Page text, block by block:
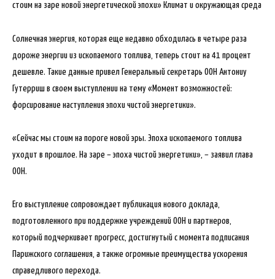
стоим на заре новой энергетической эпохи» Климат и окружающая среда
Солнечная энергия, которая еще недавно обходилась в четыре раза
дороже энергии из ископаемого топлива, теперь стоит на 41 процент
дешевле. Такие данные привел Генеральный секретарь ООН Антониу
Гутерриш в своем выступлении на тему «Момент возможностей:
форсирование наступления эпохи чистой энергетики».
«Сейчас мы стоим на пороге новой эры. Эпоха ископаемого топлива
уходит в прошлое. На заре – эпоха чистой энергетики», – заявил глава
ООН.
Его выступление сопровождает публикация нового доклада,
подготовленного при поддержке учреждений ООН и партнеров,
который подчеркивает прогресс, достигнутый с момента подписания
Парижского соглашения, а также огромные преимущества ускорения
справедливого перехода.